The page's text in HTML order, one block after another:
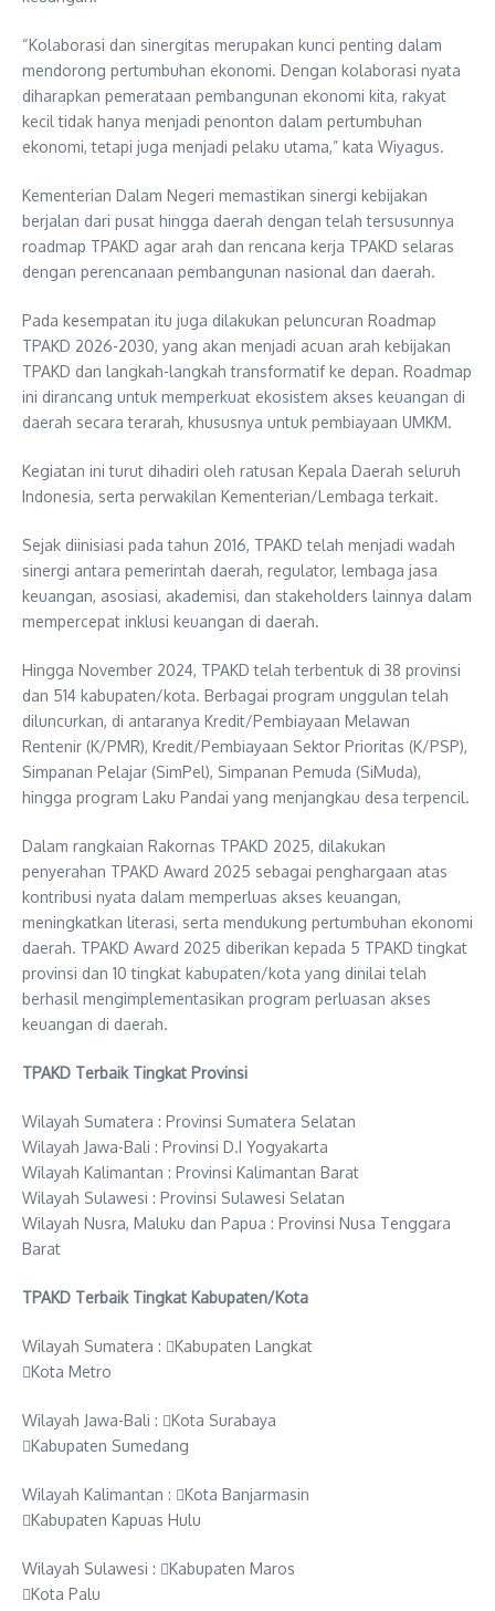
“Kolaborasi dan sinergitas merupakan kunci penting dalam
mendorong pertumbuhan ekonomi. Dengan kolaborasi nyata
diharapkan pemerataan pembangunan ekonomi kita, rakyat
kecil tidak hanya menjadi penonton dalam pertumbuhan
ekonomi, tetapi juga menjadi pelaku utama,” kata Wiyagus.
Kementerian Dalam Negeri memastikan sinergi kebijakan
berjalan dari pusat hingga daerah dengan telah tersusunnya
roadmap TPAKD agar arah dan rencana kerja TPAKD selaras
dengan perencanaan pembangunan nasional dan daerah.
Pada kesempatan itu juga dilakukan peluncuran Roadmap
TPAKD 2026-2030, yang akan menjadi acuan arah kebijakan
TPAKD dan langkah-langkah transformatif ke depan. Roadmap
ini dirancang untuk memperkuat ekosistem akses keuangan di
daerah secara terarah, khususnya untuk pembiayaan UMKM.
Kegiatan ini turut dihadiri oleh ratusan Kepala Daerah seluruh
Indonesia, serta perwakilan Kementerian/Lembaga terkait.
Sejak diinisiasi pada tahun 2016, TPAKD telah menjadi wadah
sinergi antara pemerintah daerah, regulator, lembaga jasa
keuangan, asosiasi, akademisi, dan stakeholders lainnya dalam
mempercepat inklusi keuangan di daerah.
Hingga November 2024, TPAKD telah terbentuk di 38 provinsi
dan 514 kabupaten/kota. Berbagai program unggulan telah
diluncurkan, di antaranya Kredit/Pembiayaan Melawan
Rentenir (K/PMR), Kredit/Pembiayaan Sektor Prioritas (K/PSP),
Simpanan Pelajar (SimPel), Simpanan Pemuda (SiMuda),
hingga program Laku Pandai yang menjangkau desa terpencil.
Dalam rangkaian Rakornas TPAKD 2025, dilakukan
penyerahan TPAKD Award 2025 sebagai penghargaan atas
kontribusi nyata dalam memperluas akses keuangan,
meningkatkan literasi, serta mendukung pertumbuhan ekonomi
daerah. TPAKD Award 2025 diberikan kepada 5 TPAKD tingkat
provinsi dan 10 tingkat kabupaten/kota yang dinilai telah
berhasil mengimplementasikan program perluasan akses
keuangan di daerah.
TPAKD Terbaik Tingkat Provinsi
Wilayah Sumatera : Provinsi Sumatera Selatan
Wilayah Jawa-Bali : Provinsi D.I Yogyakarta
Wilayah Kalimantan : Provinsi Kalimantan Barat
Wilayah Sulawesi : Provinsi Sulawesi Selatan
Wilayah Nusra, Maluku dan Papua : Provinsi Nusa Tenggara
Barat
TPAKD Terbaik Tingkat Kabupaten/Kota
Wilayah Sumatera : Kabupaten Langkat
Kota Metro
Wilayah Jawa-Bali : Kota Surabaya
Kabupaten Sumedang
Wilayah Kalimantan : Kota Banjarmasin
Kabupaten Kapuas Hulu
Wilayah Sulawesi : Kabupaten Maros
Kota Palu